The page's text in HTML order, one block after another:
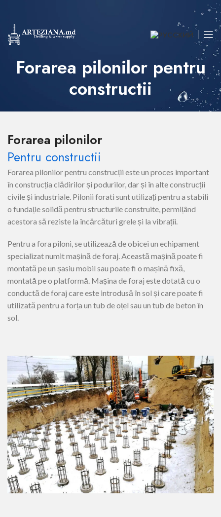
Forarea pilonilor pentru
constructii
Forarea pilonilor
Pentru constructii
Forarea pilonilor pentru construcții este un proces important
în construcția clădirilor și podurilor, dar și în alte construcții
civile și industriale. Pilonii forati sunt utilizați pentru a stabili
o fundație solidă pentru structurile construite, permițând
acestora să reziste la încărcături grele și la vibrații.
Pentru a fora piloni, se utilizează de obicei un echipament
specializat numit mașină de foraj. Această mașină poate fi
montată pe un șasiu mobil sau poate fi o mașină fixă,
montată pe o platformă. Mașina de foraj este dotată cu o
conductă de foraj care este introdusă în sol și care poate fi
utilizată pentru a forța un tub de oțel sau un tub de beton în
sol.